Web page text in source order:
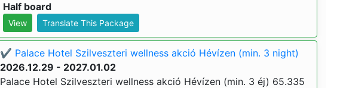
Half board
View Translate This Package
✔️ Palace Hotel Szilveszteri wellness akció Hévízen (min. 3 night)
2026.12.29 - 2027.01.02
Palace Hotel Szilveszteri wellness akció Hévízen (min. 3 éj) 65.335